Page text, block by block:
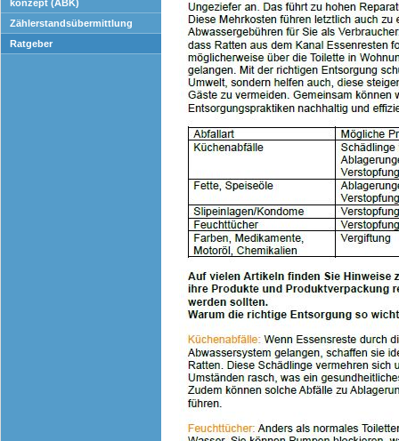
konzept (ABK)
Zählerstandsübermittlung
Ratgeber